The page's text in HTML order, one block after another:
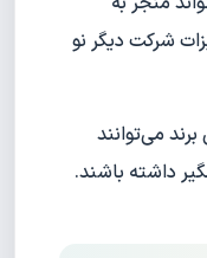
شرکت دیگر نو
می‌توانند
داشته باشند.